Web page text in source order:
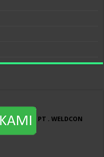
PT . WELDCON